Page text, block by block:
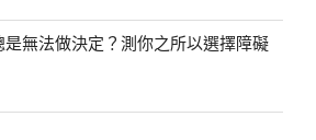
是無法做決定？測你之所以選擇障礙